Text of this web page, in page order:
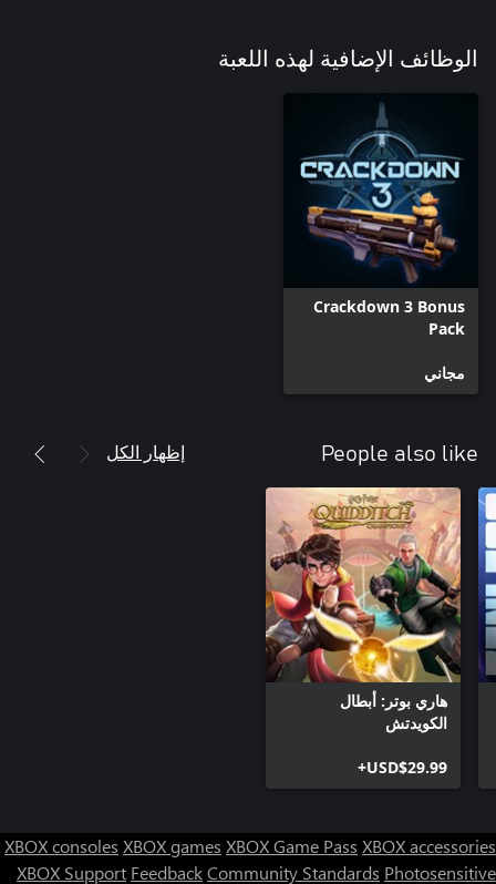
الوظائف الإضافية لهذه اللعبة
Crackdown 3 Bonus
Pack
مجاني
People also like إظهار الكل
هاري بوتر: أبطال
الكويدتش
USD$29.99+
XBOX consoles XBOX games XBOX Game Pass XBOX accessories
XBOX Support FeedbackCommunity Standards Photosensitive